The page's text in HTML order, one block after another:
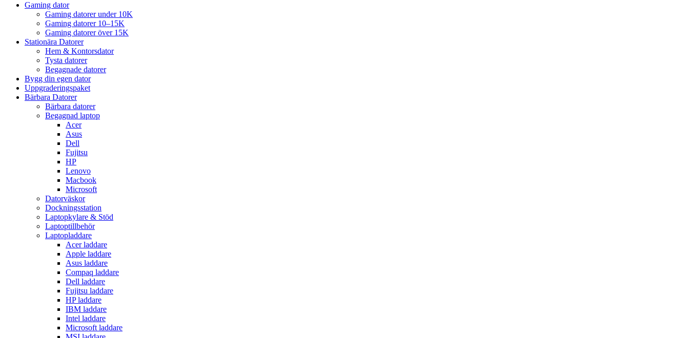
Gaming dator
Gaming datorer under 10K
Gaming datorer 10–15K
Gaming datorer över 15K
Stationära Datorer
Hem & Kontorsdator
Tysta datorer
Begagnade datorer
Bygg din egen dator
Uppgraderingspaket
Bärbara Datorer
Bärbara datorer
Begagnad laptop
Acer
Asus
Dell
Fujitsu
HP
Lenovo
Macbook
Microsoft
Datorväskor
Dockningsstation
Laptopkylare & Stöd
Laptoptillbehör
Laptopladdare
Acer laddare
Apple laddare
Asus laddare
Compaq laddare
Dell laddare
Fujitsu laddare
HP laddare
IBM laddare
Intel laddare
Microsoft laddare